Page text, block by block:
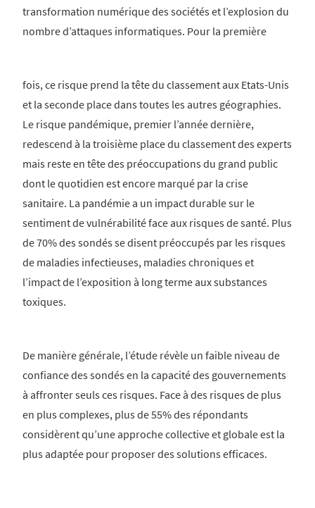
transformation numérique des sociétés et l’explosion du
nombre d’attaques informatiques. Pour la première
fois, ce risque prend la tête du classement aux Etats-Unis
et la seconde place dans toutes les autres géographies.
Le risque pandémique, premier l’année dernière,
redescend à la troisième place du classement des experts
mais reste en tête des préoccupations du grand public
dont le quotidien est encore marqué par la crise
sanitaire. La pandémie a un impact durable sur le
sentiment de vulnérabilité face aux risques de santé. Plus
de 70% des sondés se disent préoccupés par les risques
de maladies infectieuses, maladies chroniques et
l’impact de l’exposition à long terme aux substances
toxiques.
De manière générale, l’étude révèle un faible niveau de
confiance des sondés en la capacité des gouvernements
à affronter seuls ces risques. Face à des risques de plus
en plus complexes, plus de 55% des répondants
considèrent qu’une approche collective et globale est la
plus adaptée pour proposer des solutions efficaces.